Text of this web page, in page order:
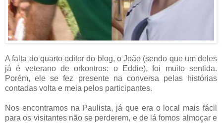
A falta do quarto editor do blog, o João (sendo que um deles
já é veterano de orkontros: o Eddie), foi muito sentida.
Porém, ele se fez presente na conversa pelas histórias
contadas volta e meia pelos participantes.
Nos encontramos na Paulista, já que era o local mais fácil
para os visitantes não se perderem, e de lá fomos almoçar e